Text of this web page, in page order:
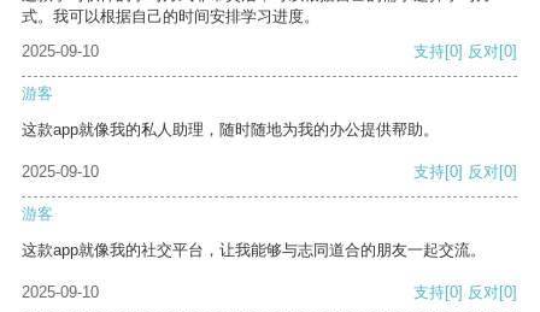
式。我可以根据自己的时间安排学习进度。
2025-09-10
支持[0] 反对[0]
游客
这款app就像我的私人助理，随时随地为我的办公提供帮助。
2025-09-10 支持[0] 反对[0]
游客
这款app就像我的社交平台，让我能够与志同道合的朋友一起交流。
2025-09-10 支持[0] 反对[0]